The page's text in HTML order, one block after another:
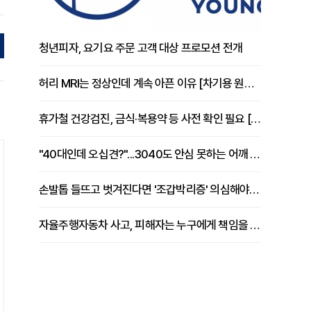
청년피자, 요기요 주문 고객 대상 프로모션 전개
허리 MRI는 정상인데 계속 아픈 이유 [차기용 원장 칼럼]
휴가철 건강검진, 금식·복용약 등 사전 확인 필요 [정도감 원장 칼럼]
"40대인데 오십견?"...3040도 안심 못하는 어깨 유착성 관절낭염
손발톱 들뜨고 벗겨진다면 '조갑박리증' 의심해야 [김철윤 원장 칼럼]
자율주행자동차 사고, 피해자는 누구에게 책임을 물을 수 있을까